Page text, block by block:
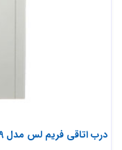
درب اتاقی فریم لس مدل F09